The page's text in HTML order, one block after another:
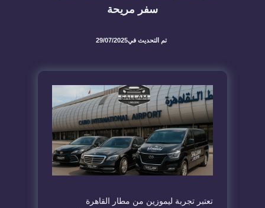
سفر مريحة
تم التحديث في29/07/2025
تعتبر تجربة ليموزين من مطار القاهرة